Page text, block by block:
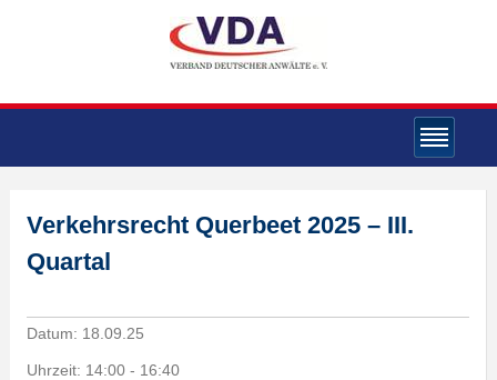
Verkehrsrecht Querbeet 2025 – III.
Quartal
Datum: 18.09.25
Uhrzeit: 14:00 - 16:40